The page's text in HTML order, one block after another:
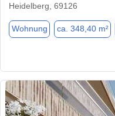
Heidelberg, 69126
Wohnung ca. 348,40 m²